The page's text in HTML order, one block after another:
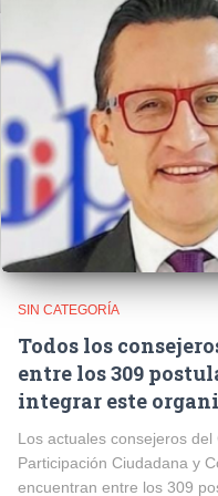
SIN CATEGORÍA
Todos los
entre los 309
integrar este
Los actuales consejeros del
Participación Ciudadana y
encuentran entre los 309